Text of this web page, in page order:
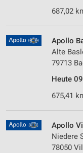
687,02
Apollo
Alte
79713
Heute
675,41
Apollo
Niedere
78050